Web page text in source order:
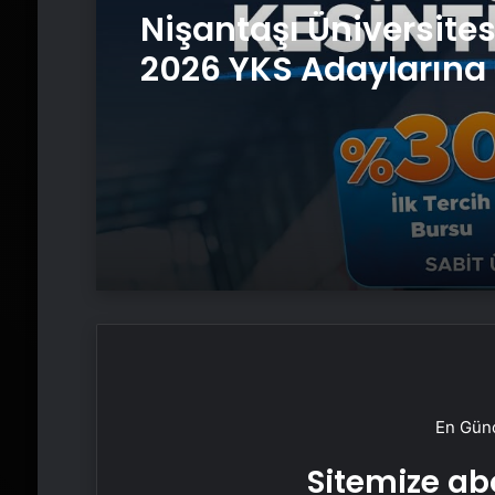
Nişantaşı
2026 YKS
Güvence: Sabit
Kesintisiz Burs
En
Sitemize